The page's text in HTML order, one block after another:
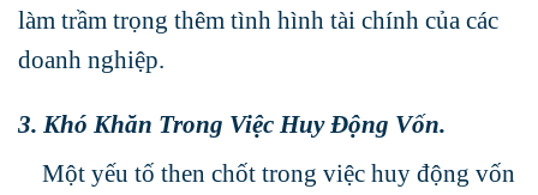
làm trầm trọng thêm tình hình tài chính của các
doanh nghiệp.
3. Khó Khăn Trong Việc Huy Động Vốn.
Một yếu tố then chốt trong việc huy động vốn